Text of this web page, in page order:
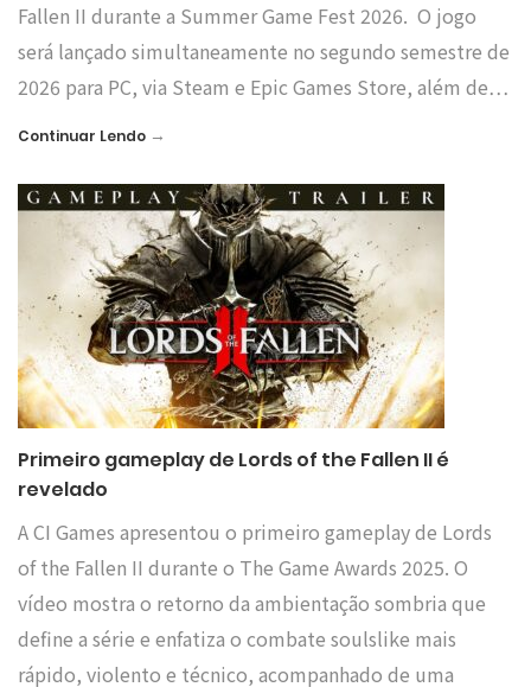
Fallen II durante a Summer Game Fest 2026. O jogo
será lançado simultaneamente no segundo semestre de
2026 para PC, via Steam e Epic Games Store, além de…
Continuar Lendo →
Primeiro gameplay de Lords of the Fallen II é
revelado
A CI Games apresentou o primeiro gameplay de Lords
of the Fallen II durante o The Game Awards 2025. O
vídeo mostra o retorno da ambientação sombria que
define a série e enfatiza o combate soulslike mais
rápido, violento e técnico, acompanhado de uma